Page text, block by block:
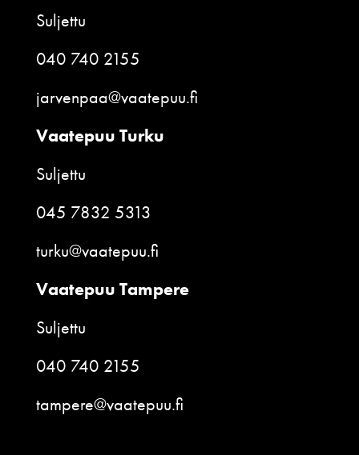
Suljettu
040 740 2155
jarvenpaa@vaatepuu.fi
Vaatepuu Turku
Suljettu
045 7832 5313
turku@vaatepuu.fi
Vaatepuu Tampere
Suljettu
040 740 2155
tampere@vaatepuu.fi